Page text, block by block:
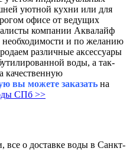
уютной кухни или для
офисе от ведущих
компании Аквалайф
необходимости и по желанию
различные аксессуары
воды, а так-
качественную
вы можете заказать на
СПб >>
все о доставке воды в Санкт-